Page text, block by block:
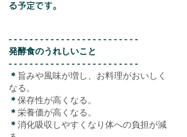
る予定です。
- - - - - - - - - - - - - - - - - - - - - -- - -
発酵食のうれしいこと
- - - - - - - - - - - - - - - - - - - - - - - - -
＊ 旨みや風味が増し、お料理がおいしく
なる。
＊ 保存性が高くなる。
＊ 栄養価が高くなる。
＊ 消化吸収しやすくなり体への負担が減